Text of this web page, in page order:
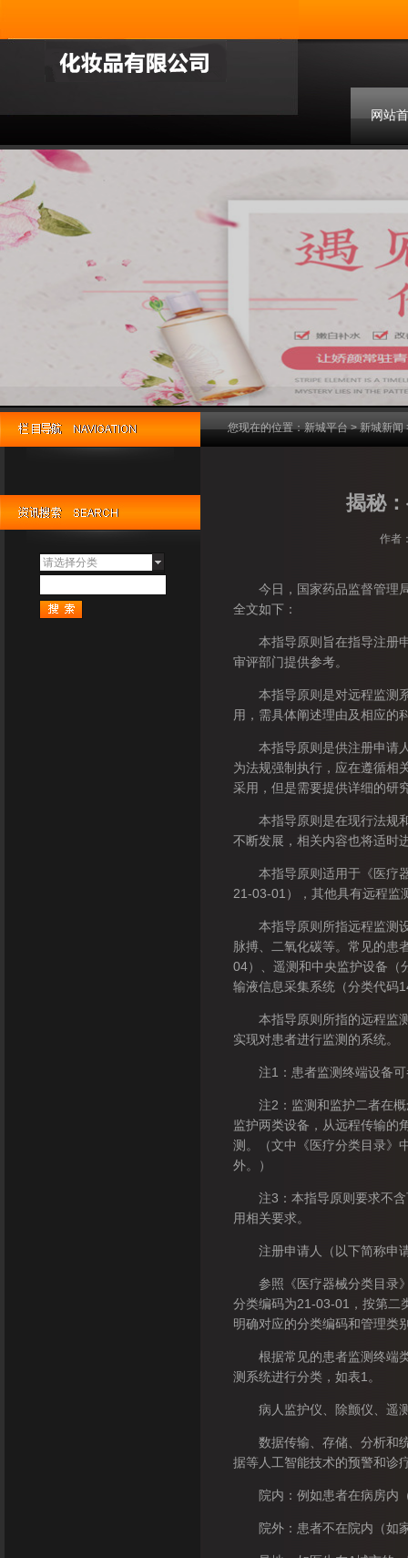
网站
请选择分类
揭秘
作者
今日，国家药品监督管理局
全文如下：
本指导原则旨在指导注册申
审评部门提供参考。
本指导原则是对远程监测系
用，需具体阐述理由及相应的
本指导原则是供注册申请人
为法规强制执行，应在遵循相
采用，但是需要提供详细的研
本指导原则是在现行法规和
不断发展，相关内容也将适时
本指导原则适用于《医疗器
21-03-01），其他具有远程监
本指导原则所指远程监测设
脉搏、二氧化碳等。常见的患
04）、遥测和中央监护设备（
输液信息采集系统（分类代码
本指导原则所指的远程监测
实现对患者进行监测的系统。
注1：患者监测终端设备可
注2：监测和监护二者在概
监护两类设备，从远程传输的
测。（文中《医疗分类目录》
外。）
注3：本指导原则要求不含
用相关要求。
注册申请人（以下简称申请
参照《医疗器械分类目录》
分类编码为21-03-01，按第二
明确对应的分类编码和管理类
根据常见的患者监测终端类
测系统进行分类，如表1。
病人监护仪、除颤仪、遥测
数据传输、存储、分析和统
据等人工智能技术的预警和诊
院内：例如患者在病房内（
院外：患者不在院内（如家
您现在的位置：新城平台>新城新闻